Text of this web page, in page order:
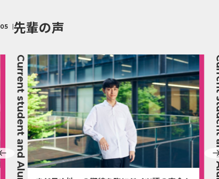
先輩の声
Current student and Alumni